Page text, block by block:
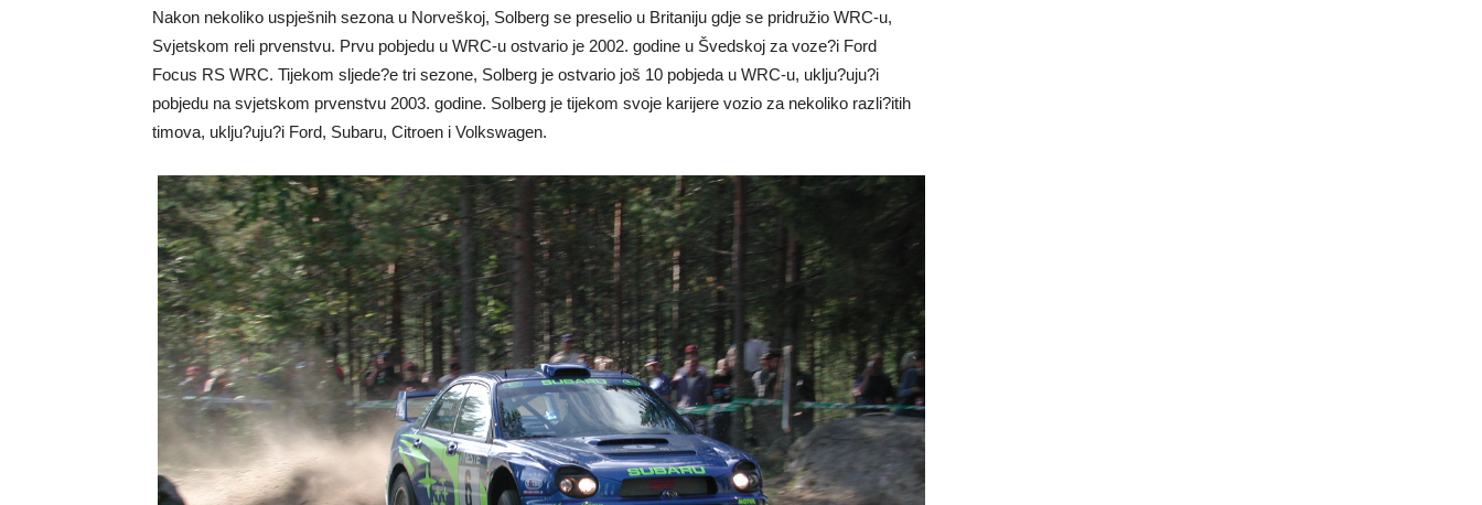
Nakon nekoliko uspješnih sezona u Norveškoj, Solberg se preselio u Britaniju gdje se pridružio WRC-u,
Svjetskom reli prvenstvu. Prvu pobjedu u WRC-u ostvario je 2002. godine u Švedskoj za voze?i Ford
Focus RS WRC. Tijekom sljede?e tri sezone, Solberg je ostvario još 10 pobjeda u WRC-u, uklju?uju?i
pobjedu na svjetskom prvenstvu 2003. godine. Solberg je tijekom svoje karijere vozio za nekoliko razli?itih
timova, uklju?uju?i Ford, Subaru, Citroen i Volkswagen.